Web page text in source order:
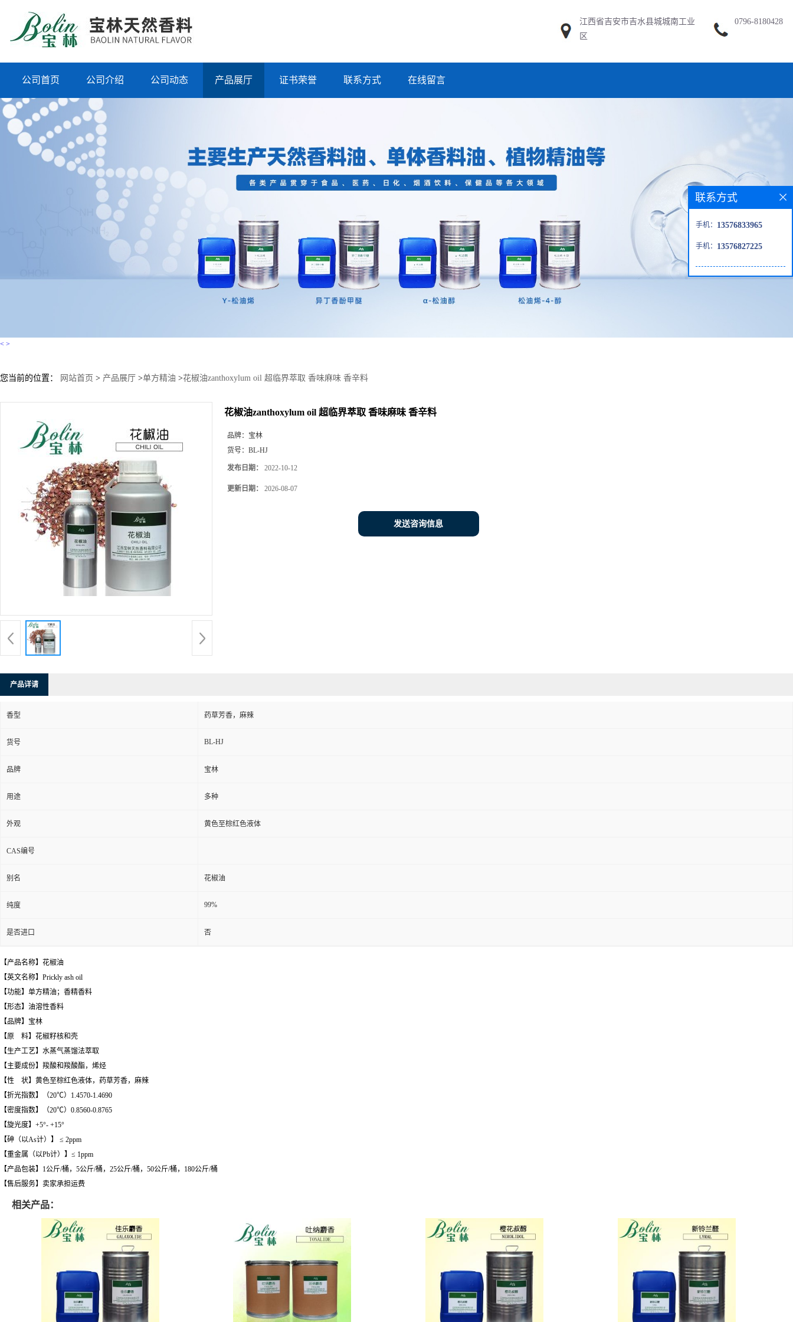
江西省吉安市吉水县城城南工业
区
0796-8180428
公司首页 公司介绍 公司动态 产品展厅 证书荣誉 联系方式 在线留言
< >
您当前的位置： 网站首页 > 产品展厅 >单方精油 >花椒油zanthoxylum oil 超临界萃取 香味麻味 香辛料
花椒油zanthoxylum oil 超临界萃取 香味麻味 香辛料
品牌： 宝林
货号： BL-HJ
发布日期： 2022-10-12
更新日期： 2026-08-07
发送咨询信息
产品详请
香型 药草芳香，麻辣
货号 BL-HJ
品牌 宝林
用途 多种
外观 黄色至棕红色液体
CAS编号
别名 花椒油
纯度 99%
是否进口 否
【产品名称】花椒油
【英文名称】Prickly ash oil
【功能】单方精油；香精香料
【形态】油溶性香料
【品牌】宝林
【原 料】花椒籽核和壳
【生产工艺】水蒸气蒸馏法萃取
【主要成份】羧酸和羧酸酯，烯烃
【性 状】黄色至棕红色液体，药草芳香，麻辣
【折光指数】（20℃）1.4570-1.4690
【密度指数】（20℃）0.8560-0.8765
【旋光度】+5°- +15°
【砷（以As计）】 ≤ 2ppm
【重金属（以Pb计）】≤ 1ppm
【产品包装】1公斤/桶，5公斤/桶，25公斤/桶，50公斤/桶，180公斤/桶
【售后服务】卖家承担运费
相关产品：
联系方式
手机： 13576833965
手机： 13576827225